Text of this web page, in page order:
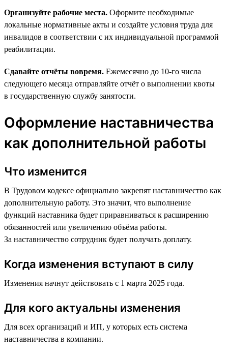
Организуйте рабочие места. Оформите необходимые
локальные нормативные акты и создайте условия труда для
инвалидов в соответствии с их индивидуальной программой
реабилитации.
Сдавайте отчёты вовремя. Ежемесячно до 10-го числа
следующего месяца отправляйте отчёт о выполнении квоты
в государственную службу занятости.
Оформление наставничества
как дополнительной работы
Что изменится
В Трудовом кодексе официально закрепят наставничество как
дополнительную работу. Это значит, что выполнение
функций наставника будет приравниваться к расширению
обязанностей или увеличению объёма работы.
За наставничество сотрудник будет получать доплату.
Когда изменения вступают в силу
Изменения начнут действовать с 1 марта 2025 года.
Для кого актуальны изменения
Для всех организаций и ИП, у которых есть система
наставничества в компании.